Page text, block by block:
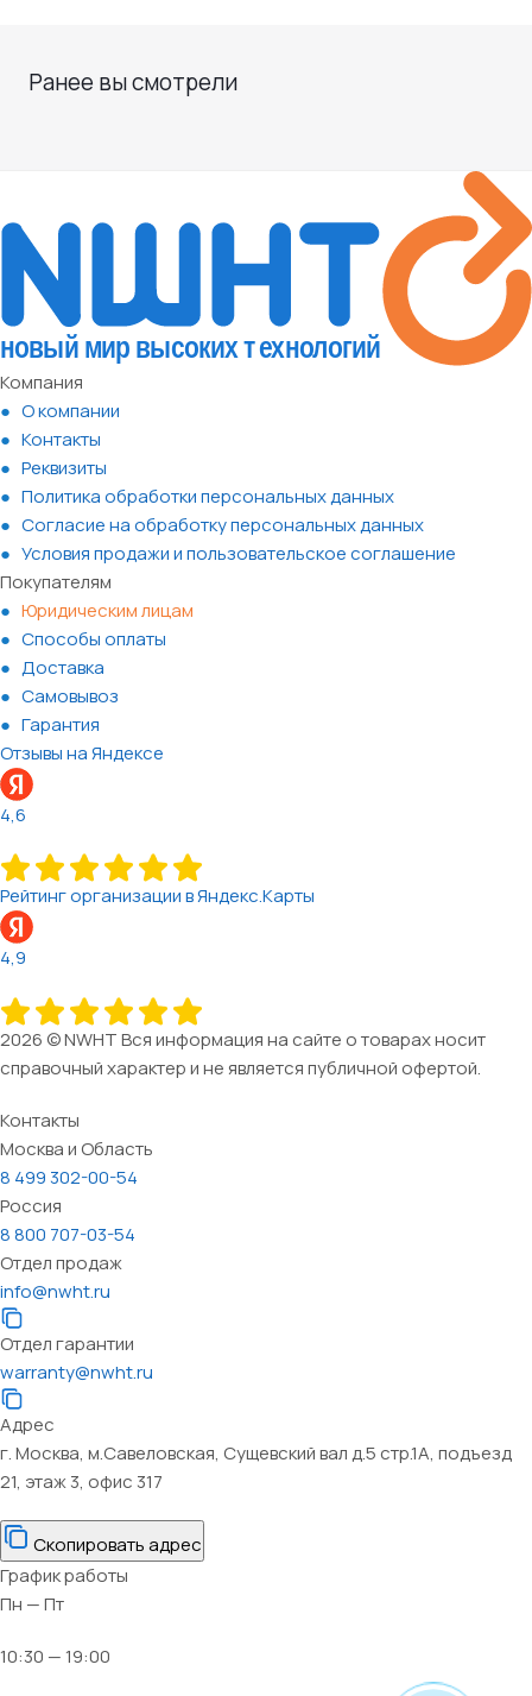
Ранее вы смотрели
Компания
О компании
Контакты
Реквизиты
Политика обработки персональных данных
Согласие на обработку персональных данных
Условия продажи и пользовательское соглашение
Покупателям
Юридическим лицам
Способы оплаты
Доставка
Самовывоз
Гарантия
Отзывы на Яндексе
4,6
Рейтинг организации в Яндекс.Карты
4,9
2026 © NWHT Вся информация на сайте о товарах носит
справочный характер и не является публичной офертой.
Контакты
Москва и Область
8 499 302-00-54
Россия
8 800 707-03-54
Отдел продаж
info@nwht.ru
Отдел гарантии
warranty@nwht.ru
Адрес
г. Москва, м.Савеловская, Сущевский вал д.5 стр.1А, подъезд
21, этаж 3, офис 317
Скопировать адрес
График работы
Пн — Пт
10:30 — 19:00